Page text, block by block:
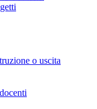
o uscita